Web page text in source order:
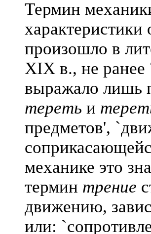
Термин
произошло в
XIX в., не
выражало лишь
тереть и
предметов',
механике это
термин трение
движению,
или: